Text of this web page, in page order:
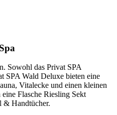
Sowohl das Privat SPA
SPA Wald Deluxe bieten eine
Vitalecke und einen kleinen
Flasche Riesling Sekt
& Handtücher.